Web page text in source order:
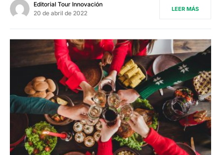
Editorial Tour Innovación
20 de abril de 2022
LEER MÁS